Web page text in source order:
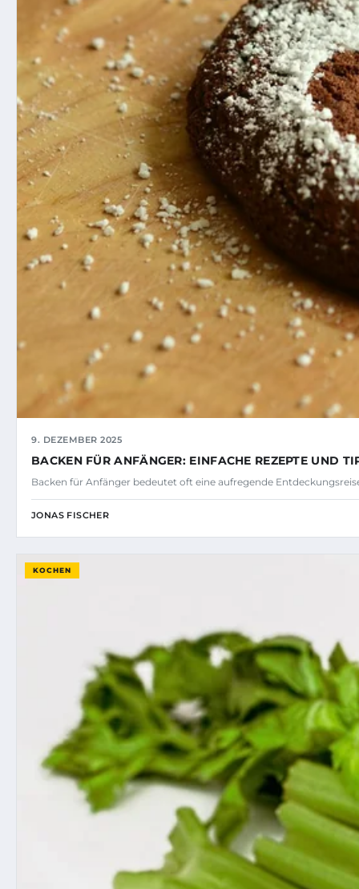
9. DEZEMBER 2025
BACKEN FÜR ANFÄNGER: EINFACHE REZEPTE UND
Backen für Anfänger bedeutet oft eine aufregende
JONAS FISCHER
KOCHEN